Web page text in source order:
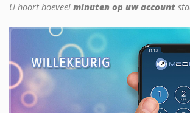
U hoort hoeveel minuten op uw account